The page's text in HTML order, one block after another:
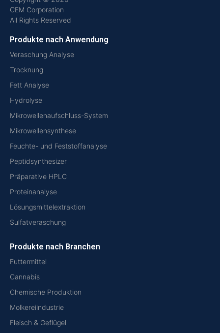
CEM Corporation
All Rights Reserved
Produkte nach Anwendung
Veraschung Analyse
Trocknung
Fett Analyse
Hydrolyse
Mikrowellenaufschluss-System
Mikrowellensynthese
Feuchte- und Feststoffanalyse
Peptidsynthesizer
Präparative HPLC
Proteinanalyse
Lösungsmittelextraktion
Sulfatveraschung
Produkte nach Branchen
Futtermittel
Cannabis
Chemische Produktion
Molkereiindustrie
Fleisch & Geflügel